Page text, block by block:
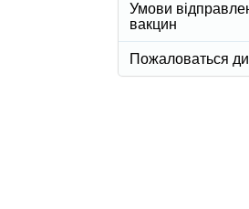
Умови
вакцин
Пожаловаться